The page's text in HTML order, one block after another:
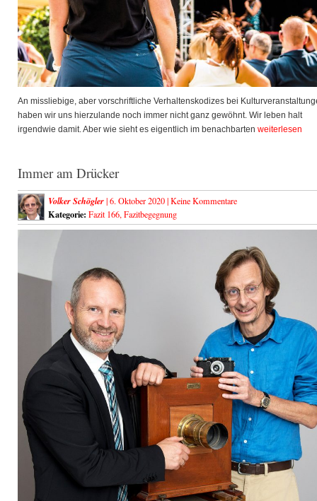
An missliebige, aber vorschriftliche Verhaltenskodizes bei
haben wir uns hierzulande noch immer nicht ganz gewöhnt. Wir leben halt
irgendwie damit. Aber wie sieht es eigentlich im benachbarten weiterlesen
Immer am Drücker
Volker Schögler| 6. Oktober 2020 |Keine Kommentare
Kategorie: Fazit 166, Fazitbegegnung